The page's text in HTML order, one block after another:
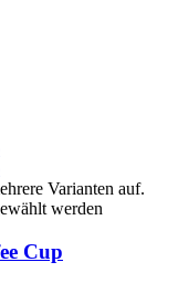
Varianten auf.
werden
Cup